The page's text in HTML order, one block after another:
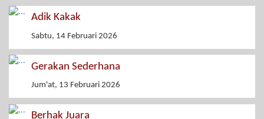
Adik Kakak
Sabtu, 14 Februari 2026
Gerakan Sederhana
Jum'at, 13 Februari 2026
Berhak Juara